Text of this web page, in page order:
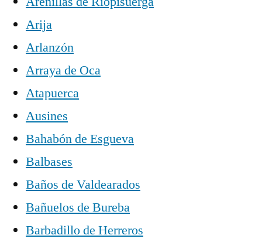
Arija
Arlanzón
Arraya de Oca
Atapuerca
Ausines
Bahabón de Esgueva
Balbases
Baños de Valdearados
Bañuelos de Bureba
Barbadillo de Herreros